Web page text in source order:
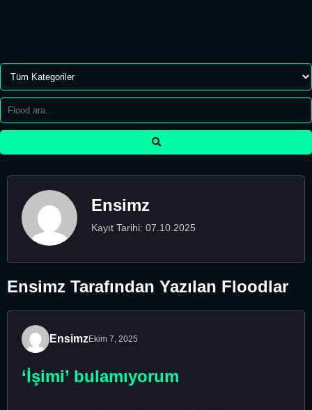
Ensimz
Kayıt Tarihi: 07.10.2025
Ensimz Tarafından Yazılan Floodlar
EnsimzEkim 7, 2025
‘İşimi’ bulamıyorum